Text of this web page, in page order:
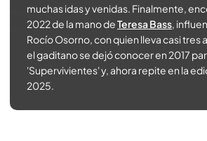
muchas idas y venidas. Finalmente,
2022 de la mano deTeresa Bass,
Rocío Osorno, con quien lleva casi tres
el gaditano se dejó conocer en 2017
'Supervivientes' y, ahora repite en la
2025.